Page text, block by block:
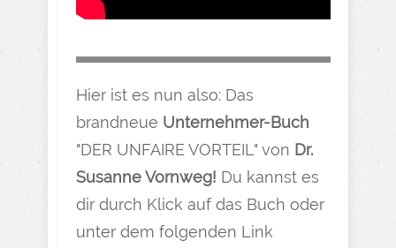
Hier ist es nun also: Das
brandneue Unternehmer-Buch
"DER UNFAIRE VORTEIL" von Dr.
Susanne Vornweg! Du kannst es
dir durch Klick auf das Buch oder
unter dem folgenden Link